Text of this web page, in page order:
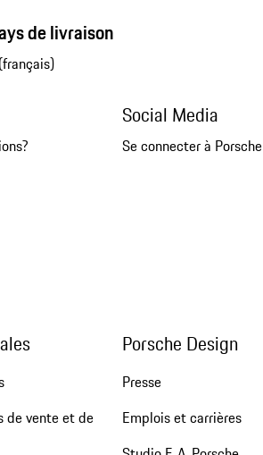
de livraison
Social Media
Se connecter à Porsche
de vente et de
Porsche Design
Presse
Emplois et carrières